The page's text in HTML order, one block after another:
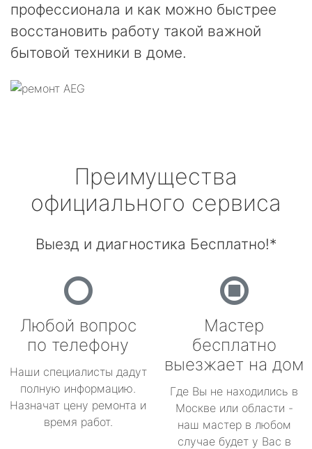
профессионала и как можно быстрее
восстановить работу такой важной
бытовой техники в доме.
Преимущества
официального сервиса
Выезд и диагностика Бесплатно!*
Любой вопрос
по телефону
Наши специалисты дадут
полную информацию.
Назначат цену ремонта и
время работ.
Мастер
бесплатно
выезжает на дом
Где Вы не находились в
Москве или области -
наш мастер в любом
случае будет у Вас в